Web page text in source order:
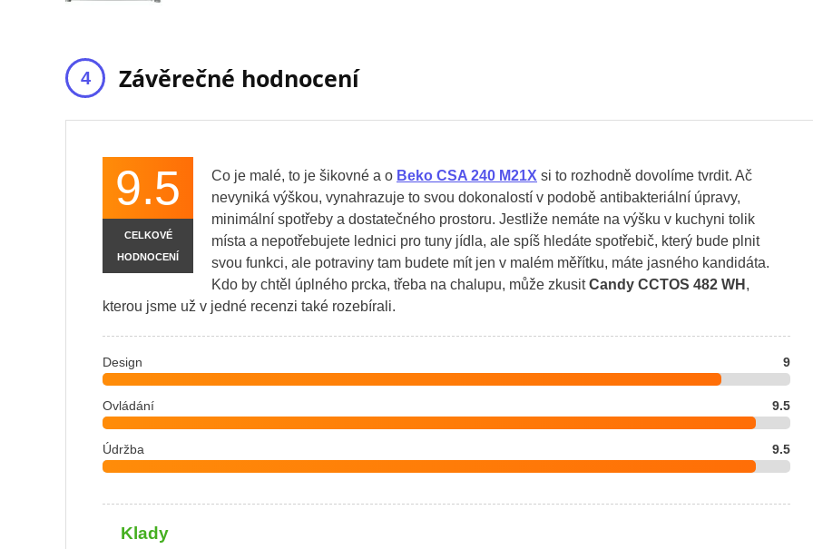
Závěrečné hodnocení
9.5
CELKOVÉ
HODNOCENÍ
Co je malé, to je šikovné a o Beko CSA 240 M21X si to rozhodně dovolíme tvrdit. Ač
nevyniká výškou, vynahrazuje to svou dokonalostí v podobě antibakteriální úpravy,
minimální spotřeby a dostatečného prostoru. Jestliže nemáte na výšku v kuchyni tolik
místa a nepotřebujete lednici pro tuny jídla, ale spíš hledáte spotřebič, který bude plnit
svou funkci, ale potraviny tam budete mít jen v malém měřítku, máte jasného kandidáta.
Kdo by chtěl úplného prcka, třeba na chalupu, může zkusitCandy CCTOS 482 WH ,
kterou jsme už v jedné recenzi také rozebírali.
Design 9
Ovládání 9.5
Údržba 9.5
Klady